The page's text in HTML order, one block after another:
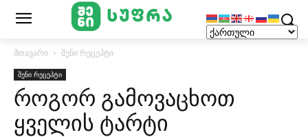
მთავარი შენი რეცეპტი
შენი რეცეპტი
როგორ გამოვაცხოთ
ყველის ტარტი